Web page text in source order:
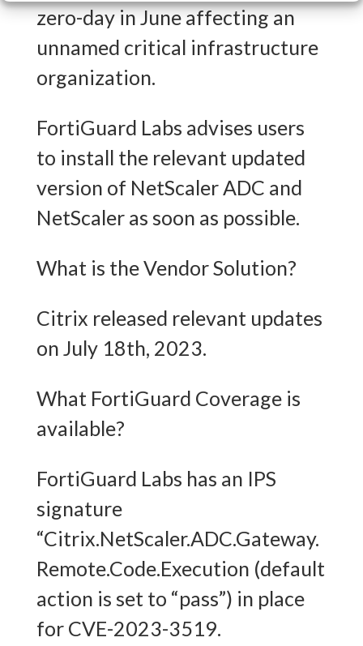
zero-day in June affecting an
unnamed critical infrastructure
organization.
FortiGuard Labs advises users
to install the relevant updated
version of NetScaler ADC and
NetScaler as soon as possible.
What is the Vendor Solution?
Citrix released relevant updates
on July 18th, 2023.
What FortiGuard Coverage is
available?
FortiGuard Labs has an IPS
signature
“Citrix.NetScaler.ADC.Gateway.
Remote.Code.Execution (default
action is set to “pass”) in place
for CVE-2023-3519.